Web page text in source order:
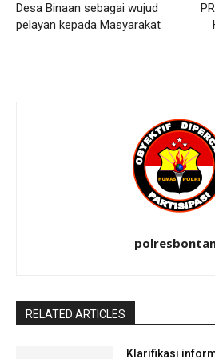
Desa Binaan sebagai wujud
pelayan kepada Masyarakat
RELATED ARTICLES
Klarifikasi